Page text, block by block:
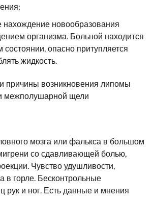
нахождение новообразования
организма. Больной находится
состоянии, опасно притупляется
жидкость.
мозга или фалькса в большом
со сдавливающей болью,
Чувство удушливости,
в горле. Бесконтрольные
и ног. Есть данные и мнения